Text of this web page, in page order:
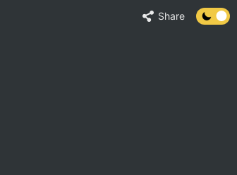
Share